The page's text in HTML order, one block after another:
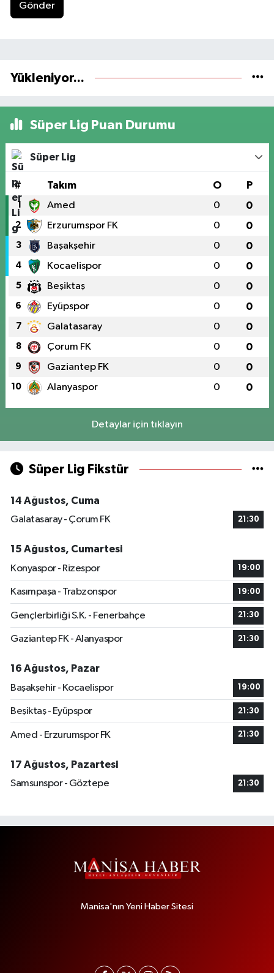
Gönder
Yükleniyor...
Süper Lig Puan Durumu
Süper Lig
# Takım O P
1 Amed 0 0
2 Erzurumspor FK 0 0
3 Başakşehir 0 0
4 Kocaelispor 0 0
5 Beşiktaş 0 0
6 Eyüpspor 0 0
7 Galatasaray 0 0
8 Çorum FK 0 0
9 Gaziantep FK 0 0
10 Alanyaspor 0 0
Detaylar için tıklayın
Süper Lig Fikstür
14 Ağustos, Cuma
Galatasaray - Çorum FK
21:30
15 Ağustos, Cumartesi
Konyaspor - Rizespor
19:00
Kasımpaşa - Trabzonspor 19:00
Gençlerbirliği S.K. - Fenerbahçe 21:30
Gaziantep FK - Alanyaspor 21:30
16 Ağustos, Pazar
Başakşehir - Kocaelispor
19:00
Beşiktaş - Eyüpspor 21:30
Amed - Erzurumspor FK 21:30
17 Ağustos, Pazartesi
Samsunspor - Göztepe
21:30
Manisa'nın Yeni Haber Sitesi